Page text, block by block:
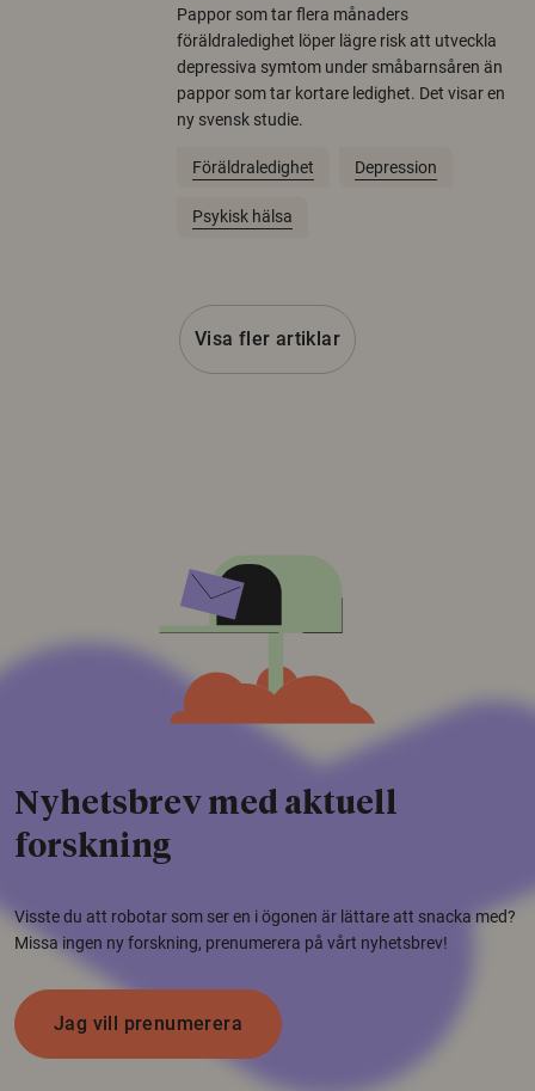
Pappor som tar flera månaders
föräldraledighet löper lägre risk att utveckla
depressiva symtom under småbarnsåren än
pappor som tar kortare ledighet. Det visar en
ny svensk studie.
Föräldraledighet Depression
Psykisk hälsa
Visa fler artiklar
Nyhetsbrev med aktuell
forskning
Visste du att robotar som ser en i ögonen är lättare att snacka med?
Missa ingen ny forskning, prenumerera på vårt nyhetsbrev!
Jag vill prenumerera